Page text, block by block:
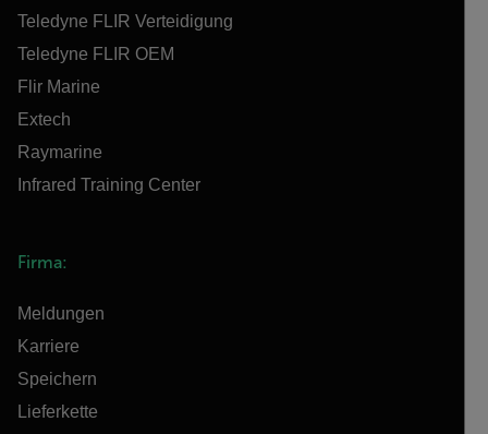
Teledyne FLIR Verteidigung
Teledyne FLIR OEM
Flir Marine
Extech
Raymarine
Infrared Training Center
Firma:
Meldungen
Karriere
Speichern
Lieferkette